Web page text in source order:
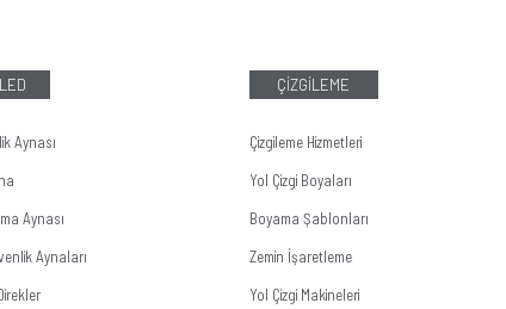
Aynası
Aynası
Aynaları
ÇİZGİLEME
Çizgileme Hizmetleri
Yol Çizgi Boyaları
Boyama Şablonları
Zemin İşaretleme
Yol Çizgi Makineleri